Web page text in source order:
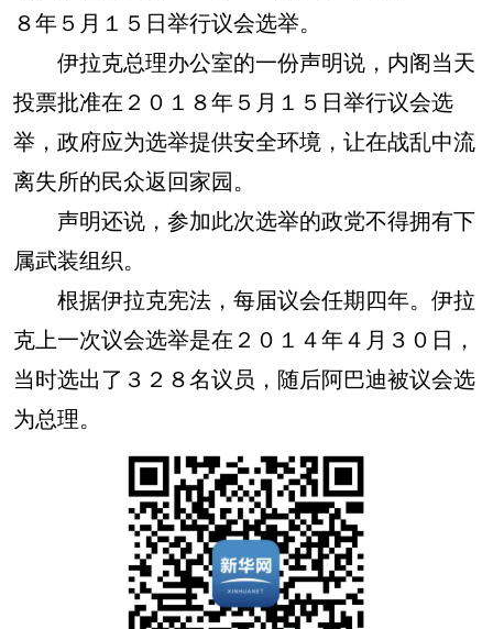
８年５月１５日举行议会选举。
伊拉克总理办公室的一份声明说，内阁当天
投票批准在２０１８年５月１５日举行议会选
举，政府应为选举提供安全环境，让在战乱中流
离失所的民众返回家园。
声明还说，参加此次选举的政党不得拥有下
属武装组织。
根据伊拉克宪法，每届议会任期四年。伊拉
克上一次议会选举是在２０１４年４月３０日，
当时选出了３２８名议员，随后阿巴迪被议会选
为总理。